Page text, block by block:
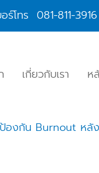
อร์โทร 081-811-3916
เกี่ยวกับเรา ห
องกัน Burnout หลั